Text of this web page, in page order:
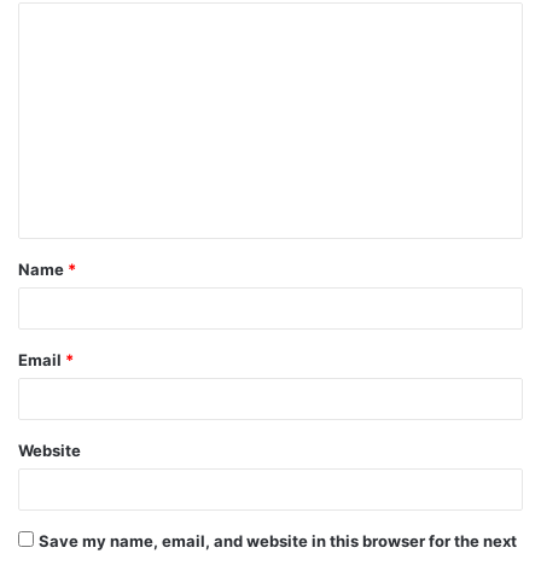
Name *
Email *
Website
Save my name, email, and website in this browser for the next